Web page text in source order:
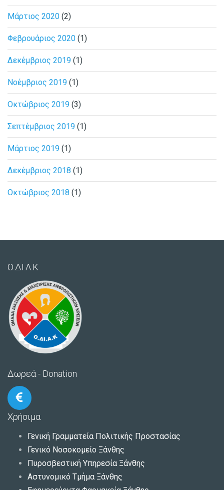
Μάρτιος 2020 (2)
Φεβρουάριος 2020 (1)
Δεκέμβριος 2019 (1)
Νοέμβριος 2019 (1)
Οκτώβριος 2019 (3)
Σεπτέμβριος 2019 (1)
Μάρτιος 2019 (1)
Δεκέμβριος 2018 (1)
Οκτώβριος 2018 (1)
Ο.ΔΙ.Α.Κ
Δωρεά - Donation
Χρήσιμα
Γενική Γραμματεία Πολιτικής Προστασίας
Γενικό Νοσοκομείο Ξάνθης
Πυροσβεστική Υπηρεσία Ξάνθης
Αστυνομικό Τμήμα Ξάνθης